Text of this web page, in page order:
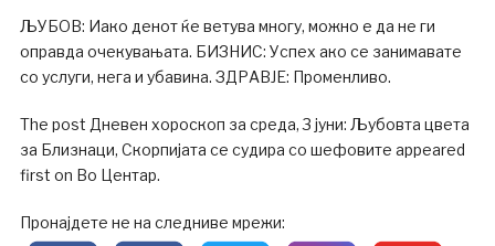
ЉУБОВ: Иако денот ќе ветува многу, можно е да не ги
оправда очекувањата. БИЗНИС: Успех ако се занимавате
со услуги, нега и убавина. ЗДРАВЈЕ: Променливо.
The post Дневен хороскоп за среда, 3 јуни: Љубовта цвета
за Близнаци, Скорпијата се судира со шефовите appeared
first on Во Центар.
Пронајдете не на следниве мрежи: